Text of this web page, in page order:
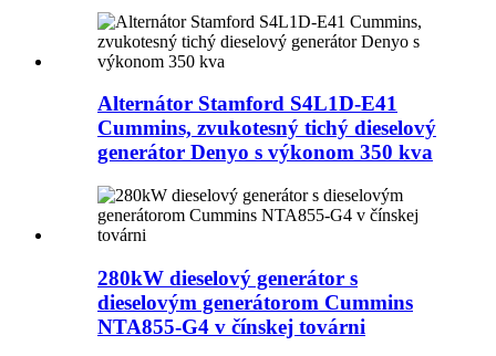
Alternátor Stamford S4L1D-E41
Cummins, zvukotesný tichý dieselový
generátor Denyo s výkonom 350 kva
280kW dieselový generátor s
dieselovým generátorom Cummins
NTA855-G4 v čínskej továrni